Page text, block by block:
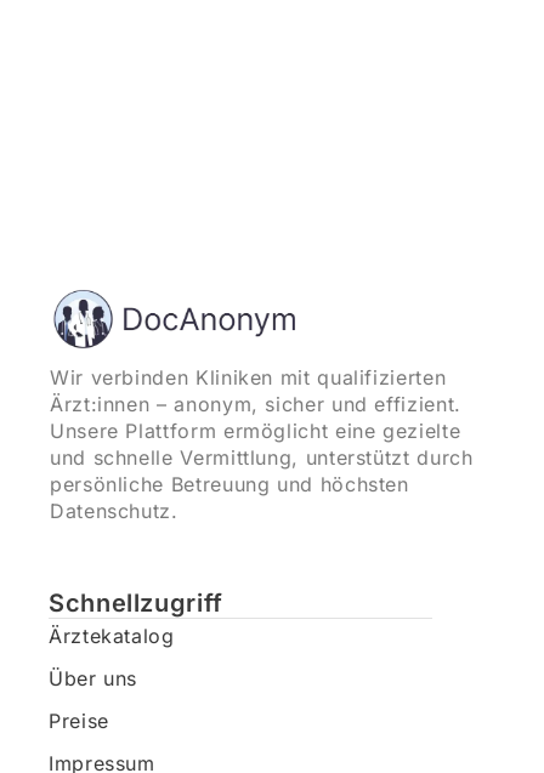
Wir verbinden Kliniken mit qualifizierten
Ärzt:innen – anonym, sicher und effizient.
Unsere Plattform ermöglicht eine gezielte
und schnelle Vermittlung, unterstützt durch
persönliche Betreuung und höchsten
Datenschutz.
Schnellzugriff
Ärztekatalog
Über uns
Preise
Impressum